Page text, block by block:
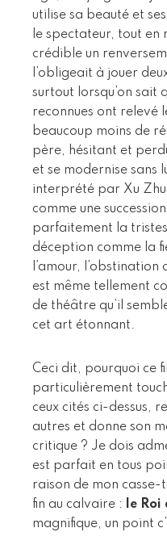
utilise sa beauté et
le spectateur, tout
crédible un
l’obligeait à jouer
surtout lorsqu’on sait
reconnues ont relevé
beaucoup moins de
père, hésitant et
et se modernise sans
interprété par Xu
comme une
parfaitement la
déception comme la
l’amour, l’obstination
est même tellement
de théâtre qu’il
cet art étonnant.
Ceci dit, pourquoi ce
particulièrement
ceux cités ci-dessus,
autres et donne son
critique ? Je dois
est parfait en tous
raison de mon
fin au calvaire :
le Roi
magnifique, un point